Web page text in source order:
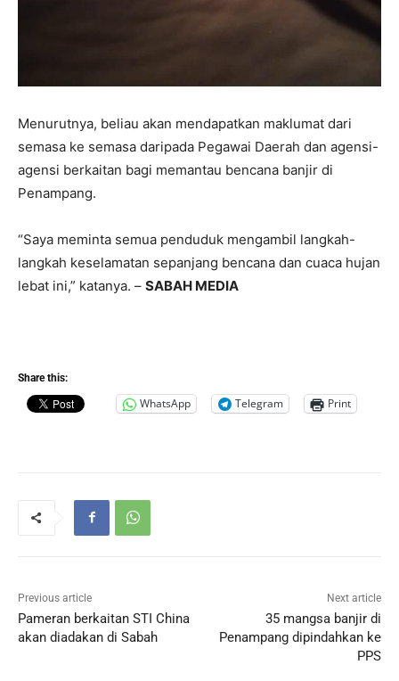
Menurutnya, beliau akan mendapatkan maklumat dari
semasa ke semasa daripada Pegawai Daerah dan agensi-
agensi berkaitan bagi memantau bencana banjir di
Penampang.
“Saya meminta semua penduduk mengambil langkah-
langkah keselamatan sepanjang bencana dan cuaca hujan
lebat ini,” katanya. – SABAH MEDIA
Share this:
WhatsApp Telegram Print
Previous article
Pameran berkaitan STI China
akan diadakan di Sabah
Next article
35 mangsa banjir di
Penampang dipindahkan ke
PPS